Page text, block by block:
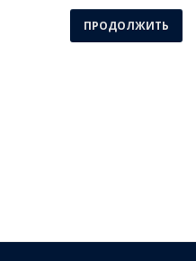
ПРОДОЛЖИТЬ